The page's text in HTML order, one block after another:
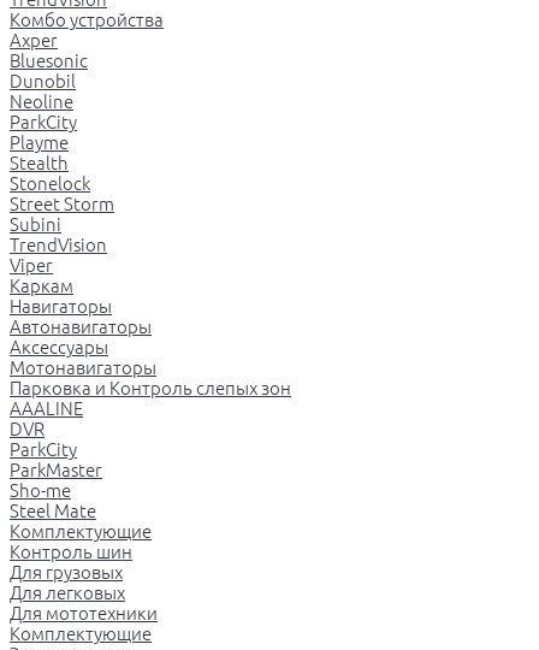
Комбо устройства
Axper
Bluesonic
Dunobil
Neoline
ParkCity
Playme
Stealth
Stonelock
Street Storm
Subini
TrendVision
Viper
Каркам
Навигаторы
Автонавигаторы
Аксессуары
Мотонавигаторы
Парковка и Контроль слепых зон
AAALINE
DVR
ParkCity
ParkMaster
Sho-me
Steel Mate
Комплектующие
Контроль шин
Для грузовых
Для легковых
Для мототехники
Комплектующие